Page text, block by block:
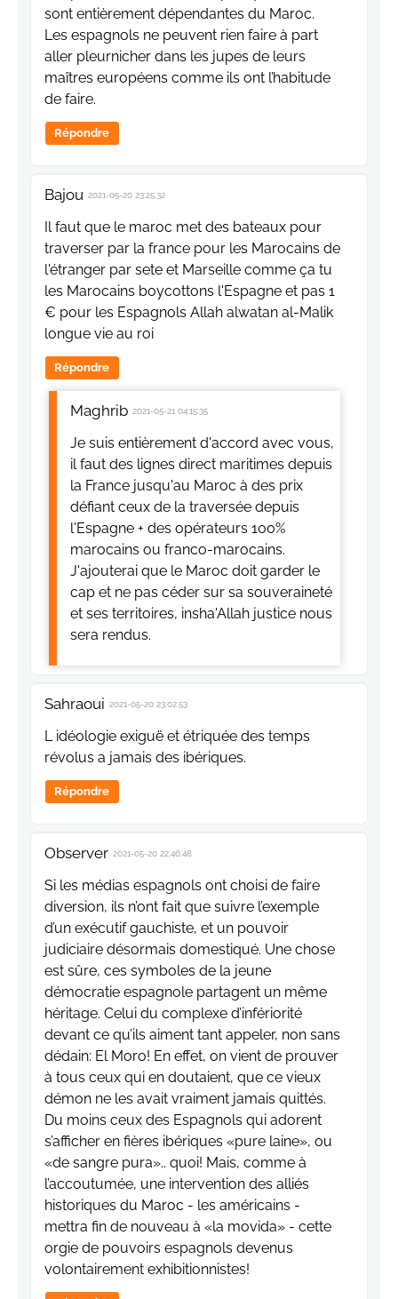
sont entièrement dépendantes du Maroc.
Les espagnols ne peuvent rien faire à part
aller pleurnicher dans les jupes de leurs
maîtres européens comme ils ont l’habitude
de faire.
Répondre
Bajou 2021-05-20 23:25:32
Il faut que le maroc met des bateaux pour
traverser par la france pour les Marocains de
l'étranger par sete et Marseille comme ça tu
les Marocains boycottons l'Espagne et pas 1
€ pour les Espagnols Allah alwatan al-Malik
longue vie au roi
Répondre
Maghrib 2021-05-21 04:15:35
Je suis entièrement d'accord avec vous,
il faut des lignes direct maritimes depuis
la France jusqu'au Maroc à des prix
défiant ceux de la traversée depuis
l'Espagne + des opérateurs 100%
marocains ou franco-marocains.
J'ajouterai que le Maroc doit garder le
cap et ne pas céder sur sa souveraineté
et ses territoires, insha'Allah justice nous
sera rendus.
Sahraoui 2021-05-20 23:02:53
L idéologie exiguë et étriquée des temps
révolus a jamais des ibériques.
Répondre
Observer 2021-05-20 22:46:48
Si les médias espagnols ont choisi de faire
diversion, ils n’ont fait que suivre l’exemple
d’un exécutif gauchiste, et un pouvoir
judiciaire désormais domestiqué. Une chose
est sûre, ces symboles de la jeune
démocratie espagnole partagent un même
héritage. Celui du complexe d’infériorité
devant ce qu’ils aiment tant appeler, non sans
dédain: El Moro! En effet, on vient de prouver
à tous ceux qui en doutaient, que ce vieux
démon ne les avait vraiment jamais quittés.
Du moins ceux des Espagnols qui adorent
s’afficher en fières ibériques «pure laine», ou
«de sangre pura».. quoi! Mais, comme à
l’accoutumée, une intervention des alliés
historiques du Maroc - les américains -
mettra fin de nouveau à «la movida» - cette
orgie de pouvoirs espagnols devenus
volontairement exhibitionnistes!